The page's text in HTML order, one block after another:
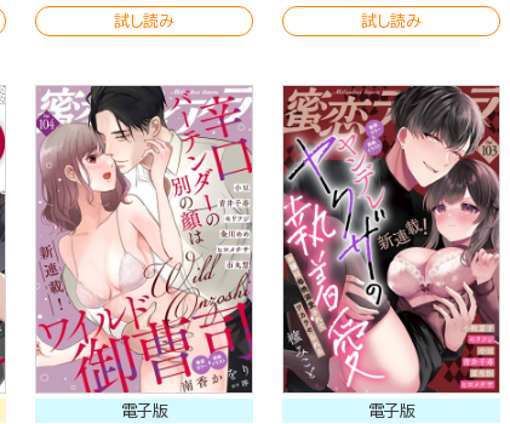
試し読み 試し読み
電子版 電子版